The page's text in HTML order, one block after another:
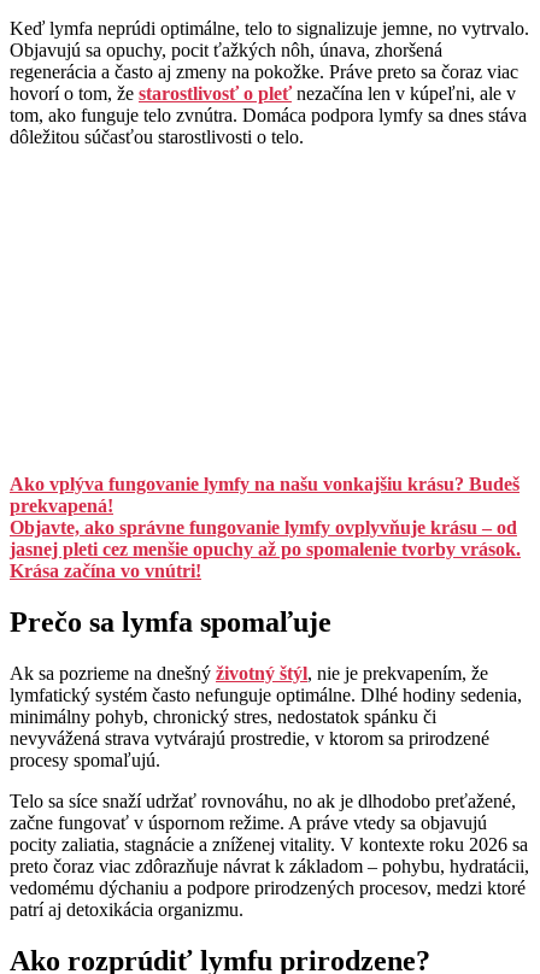
Keď lymfa neprúdi optimálne, telo to signalizuje jemne, no vytrvalo.
Objavujú sa opuchy, pocit ťažkých nôh, únava, zhoršená
regenerácia a často aj zmeny na pokožke. Práve preto sa čoraz viac
hovorí o tom, že starostlivosť o pleťnezačína len v kúpeľni, ale v
tom, ako funguje telo zvnútra. Domáca podpora lymfy sa dnes stáva
dôležitou súčasťou starostlivosti o telo.
Ako vplýva fungovanie lymfy na našu vonkajšiu krásu? Budeš
prekvapená!
Objavte, ako správne fungovanie lymfy ovplyvňuje krásu – od
jasnej pleti cez menšie opuchy až po spomalenie tvorby vrások.
Krása začína vo vnútri!
Prečo sa lymfa spomaľuje
Ak sa pozrieme na dnešný životný štýl, nie je prekvapením, že
lymfatický systém často nefunguje optimálne. Dlhé hodiny sedenia,
minimálny pohyb, chronický stres, nedostatok spánku či
nevyvážená strava vytvárajú prostredie, v ktorom sa prirodzené
procesy spomaľujú.
Telo sa síce snaží udržať rovnováhu, no ak je dlhodobo preťažené,
začne fungovať v úspornom režime. A práve vtedy sa objavujú
pocity zaliatia, stagnácie a zníženej vitality. V kontexte roku 2026 sa
preto čoraz viac zdôrazňuje návrat k základom – pohybu, hydratácii,
vedomému dýchaniu a podpore prirodzených procesov, medzi ktoré
patrí aj detoxikácia organizmu.
Ako rozprúdiť lymfu prirodzene?